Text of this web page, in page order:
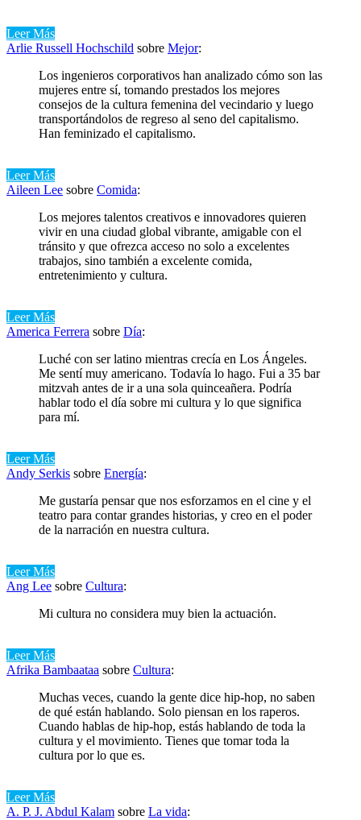
Leer Más
Arlie Russell Hochschild sobre Mejor:
Los ingenieros corporativos han analizado cómo son las
mujeres entre sí, tomando prestados los mejores
consejos de la cultura femenina del vecindario y luego
transportándolos de regreso al seno del capitalismo.
Han feminizado el capitalismo.
Leer Más
Aileen Lee sobre Comida:
Los mejores talentos creativos e innovadores quieren
vivir en una ciudad global vibrante, amigable con el
tránsito y que ofrezca acceso no solo a excelentes
trabajos, sino también a excelente comida,
entretenimiento y cultura.
Leer Más
America Ferrera sobre Día:
Luché con ser latino mientras crecía en Los Ángeles.
Me sentí muy americano. Todavía lo hago. Fui a 35 bar
mitzvah antes de ir a una sola quinceañera. Podría
hablar todo el día sobre mi cultura y lo que significa
para mí.
Leer Más
Andy Serkis sobre Energía:
Me gustaría pensar que nos esforzamos en el cine y el
teatro para contar grandes historias, y creo en el poder
de la narración en nuestra cultura.
Leer Más
Ang Lee sobre Cultura:
Mi cultura no considera muy bien la actuación.
Leer Más
Afrika Bambaataa sobre Cultura:
Muchas veces, cuando la gente dice hip-hop, no saben
de qué están hablando. Solo piensan en los raperos.
Cuando hablas de hip-hop, estás hablando de toda la
cultura y el movimiento. Tienes que tomar toda la
cultura por lo que es.
Leer Más
A. P. J. Abdul Kalam sobre La vida: